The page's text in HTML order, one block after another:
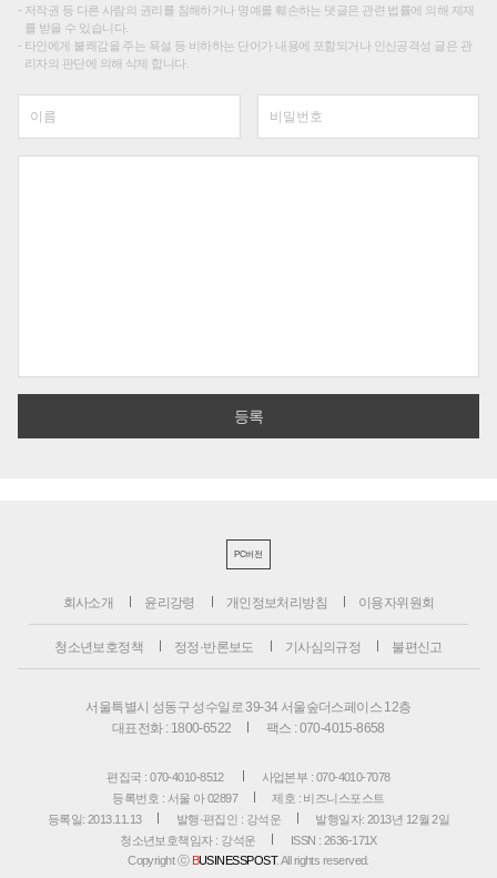
저작권 등 다른 사람의 권리를 침해하거나 명예를 훼손하는 댓글은 관련 법률에 의해 제재
를 받을 수 있습니다.
타인에게 불쾌감을 주는 욕설 등 비하하는 단어가 내용에 포함되거나 인신공격성 글은 관
리자의 판단에 의해 삭제 합니다.
PC버전
회사소개 윤리강령 개인정보처리방침 이용자위원회
청소년보호정책 정정·반론보도 기사심의규정 불편신고
서울특별시 성동구 성수일로 39-34 서울숲더스페이스 12층
대표전화 : 1800-6522
팩스 : 070-4015-8658
편집국 : 070-4010-8512
사업본부 : 070-4010-7078
등록번호 : 서울 아 02897
제호 : 비즈니스포스트
등록일: 2013.11.13
발행·편집인 : 강석운
발행일자: 2013년 12월 2일
청소년보호책임자 : 강석운
ISSN : 2636-171X
Copyright ⓒ BUSINESSPOST. All rights reserved.